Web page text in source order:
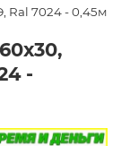
Ral 7024 - 0,45мм
-